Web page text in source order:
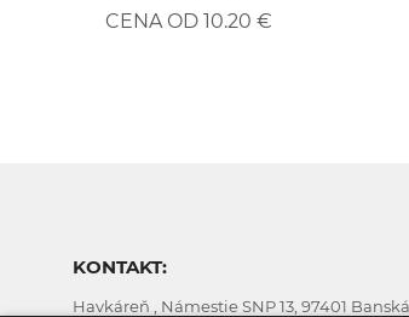
CENA OD 10.20 €
KONTAKT:
Havkáreň , Námestie SNP 13, 97401